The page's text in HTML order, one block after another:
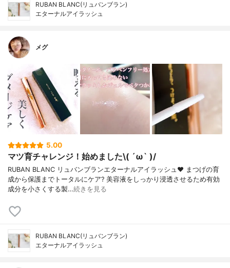
RUBAN BLANC(リュバンブラン)
エターナルアイラッシュ
メグ
5.00
マツ育チャレンジ！始めました\( ´ω` )/
RUBAN BLANC リュバンブランエターナルアイラッシュ❤️ まつげの育
成から保護までトータルにケア? 美容液をしっかり浸透させるため有効
成分を小さくする製…続きを見る
RUBAN BLANC(リュバンブラン)
エターナルアイラッシュ